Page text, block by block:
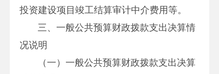
投资建设项目竣工结算审计中介费用等。
三、一般公共预算财政拨款支出决算情
况说明
（一）一般公共预算财政拨款支出决算